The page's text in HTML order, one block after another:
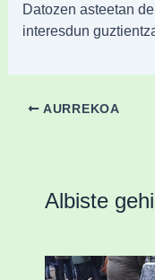
Datozen asteetan
interesdun
AURREKOA
Albiste